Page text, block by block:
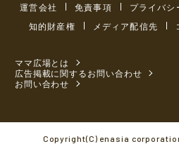
運営会社 免責事項 プライバシ
知的財産権
メディア配信先
ママ広場とは
広告掲載に関するお問い合わせ
お問い合わせ
Copyright(C) enasia